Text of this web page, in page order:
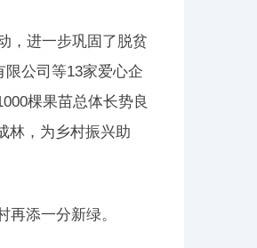
，进一步巩固了脱贫
限公司等13家爱心企
棵果苗总体长势良
林，为乡村振兴助
添一分新绿。